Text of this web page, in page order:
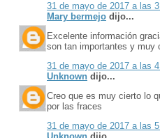
31 de mayo de 2017 a las
Mary bermejo dijo...
Excelente información
son tan importantes y muy
31 de mayo de 2017 a las
Unknown dijo...
Creo que es muy cierto lo
por las fraces
31 de mayo de 2017 a las